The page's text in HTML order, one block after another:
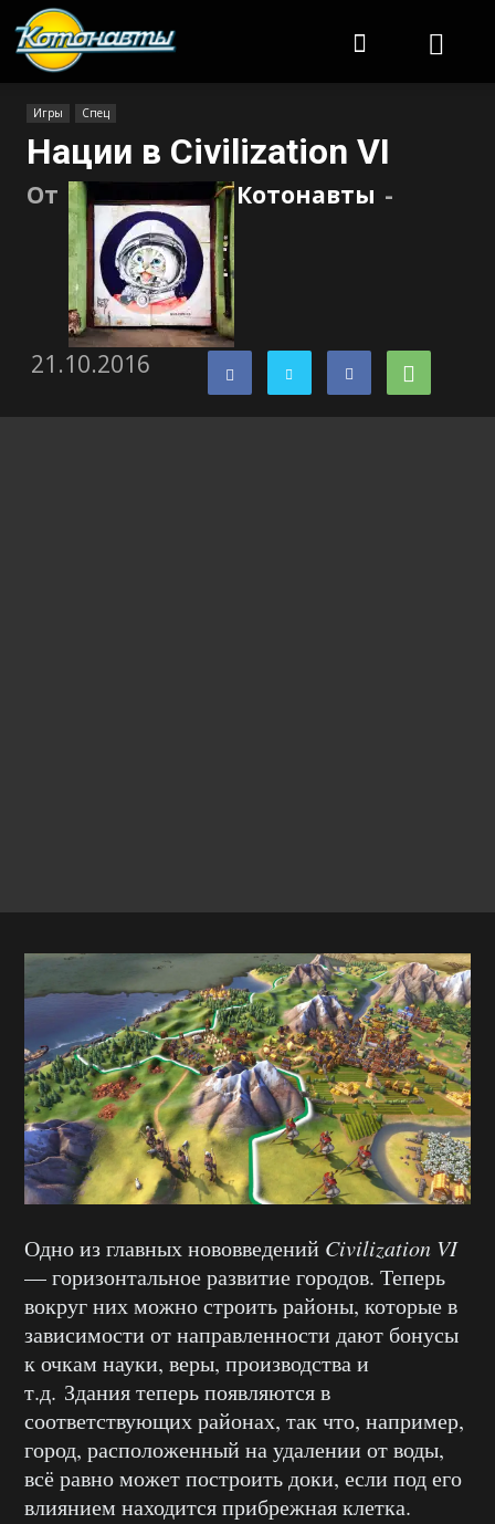
Игры Спец
Нации в Civilization VI
От Котонавты -
21.10.2016
Одно из главных нововведений Civilization VI
— горизонтальное развитие городов. Теперь
вокруг них можно строить районы, которые в
зависимости от направленности дают бонусы
к очкам науки, веры, производства и
т.д. Здания теперь появляются в
соответствующих районах, так что, например,
город, расположенный на удалении от воды,
всё равно может построить доки, если под его
влиянием находится прибрежная клетка.